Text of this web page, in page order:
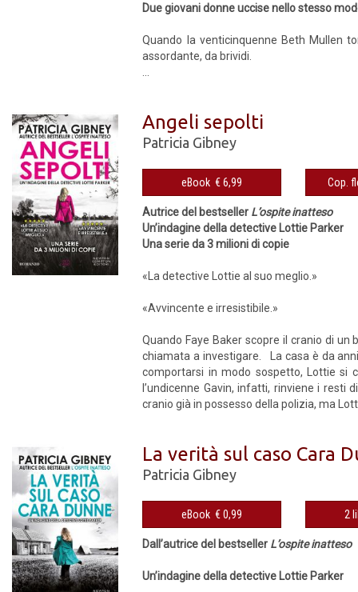
Due giovani donne uccise nello stesso
Quando la venticinquenne Beth Mullen
assordante, da brividi.
Angeli sepolti
Patricia Gibney
eBook € 6,99
Autrice del bestseller L’ospite inatteso
Un’indagine della detective Lottie Parker
Una serie da 3 milioni di copie
«La detective Lottie al suo meglio.»
«Avvincente e irresistibile.»
Quando Faye Baker scopre il cranio di
chiamata a investigare. La casa è da
comportarsi in modo sospetto, Lottie si
l’undicenne Gavin, infatti, rinviene i resti
cranio già in possesso della polizia, ma
La verità sul caso Cara
Patricia Gibney
eBook € 0,99 2
Dall’autrice del bestseller L’ospite inatteso
Un’indagine della detective Lottie Parker